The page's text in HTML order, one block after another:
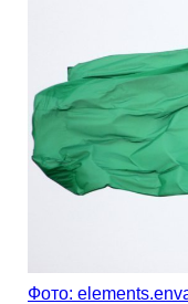
Фото: